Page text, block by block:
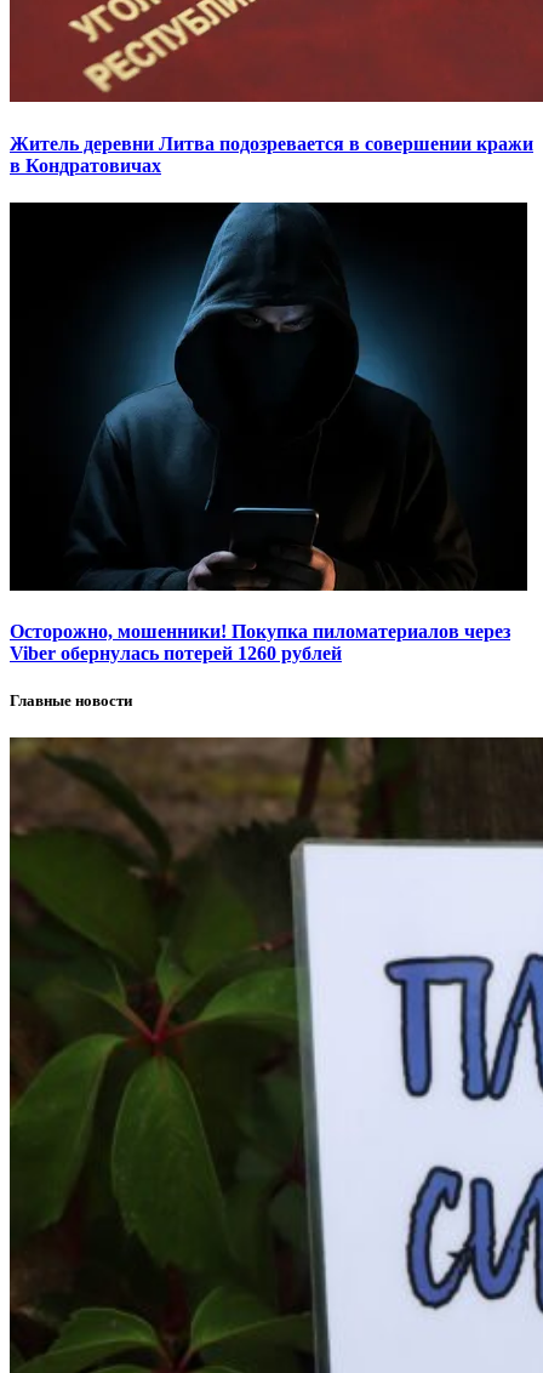
Житель деревни Литва подозревается в совершении кражи
в Кондратовичах
Осторожно, мошенники! Покупка пиломатериалов через
Viber обернулась потерей 1260 рублей
Главные новости